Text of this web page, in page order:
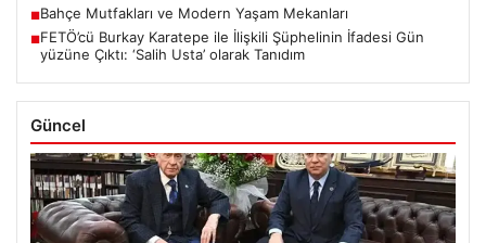
■Bahçe Mutfakları ve Modern Yaşam Mekanları
■FETÖ’cü Burkay Karatepe ile İlişkili Şüphelinin İfadesi Gün
yüzüne Çıktı: ‘Salih Usta’ olarak Tanıdım
Güncel